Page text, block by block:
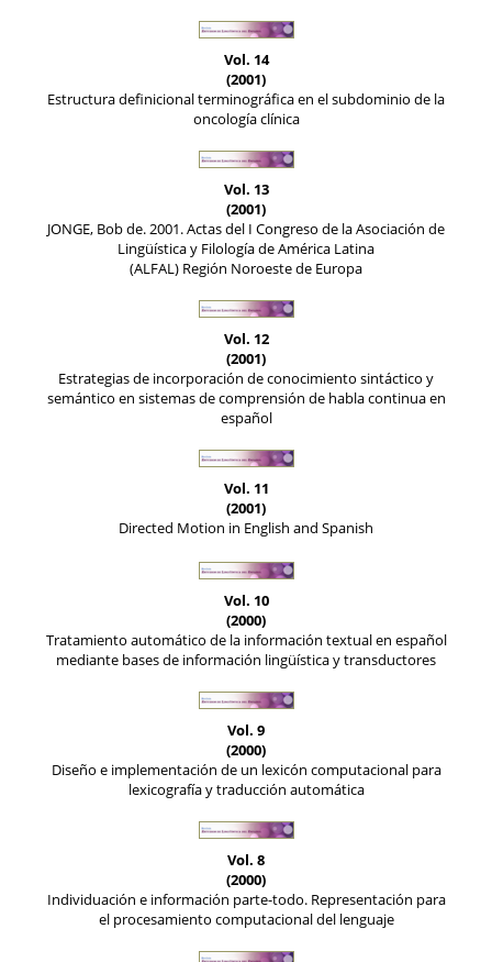
Vol. 14
(2001)
Estructura definicional terminográfica en el subdominio de la
oncología clínica
Vol. 13
(2001)
JONGE, Bob de. 2001. Actas del I Congreso de la Asociación de
Lingüística y Filología de América Latina
(ALFAL) Región Noroeste de Europa
Vol. 12
(2001)
Estrategias de incorporación de conocimiento sintáctico y
semántico en sistemas de comprensión de habla continua en
español
Vol. 11
(2001)
Directed Motion in English and Spanish
Vol. 10
(2000)
Tratamiento automático de la información textual en español
mediante bases de información lingüística y transductores
Vol. 9
(2000)
Diseño e implementación de un lexicón computacional para
lexicografía y traducción automática
Vol. 8
(2000)
Individuación e información parte-todo. Representación para
el procesamiento computacional del lenguaje